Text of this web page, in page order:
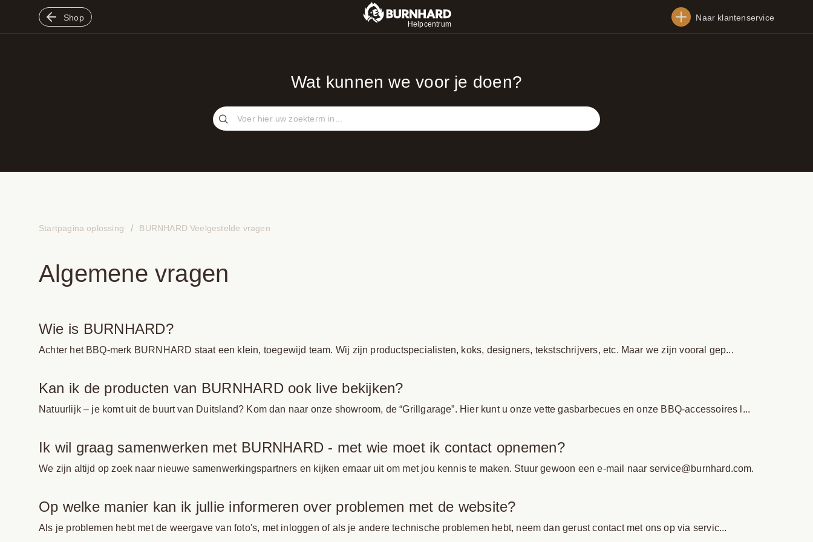
Shop
Helpcentrum
Naar klantenservice
Wat kunnen we voor je doen?
Startpagina oplossing BURNHARD Veelgestelde vragen
Algemene vragen
Wie is BURNHARD?
Achter het BBQ-merk BURNHARD staat een klein, toegewijd team. Wij zijn productspecialisten, koks, designers, tekstschrijvers, etc. Maar we zijn vooral gep...
Kan ik de producten van BURNHARD ook live bekijken?
Natuurlijk – je komt uit de buurt van Duitsland? Kom dan naar onze showroom, de “Grillgarage”. Hier kunt u onze vette gasbarbecues en onze BBQ-accessoires l...
Ik wil graag samenwerken met BURNHARD - met wie moet ik contact opnemen?
We zijn altijd op zoek naar nieuwe samenwerkingspartners en kijken ernaar uit om met jou kennis te maken. Stuur gewoon een e-mail naar service@burnhard.com.
Op welke manier kan ik jullie informeren over problemen met de website?
Als je problemen hebt met de weergave van foto's, met inloggen of als je andere technische problemen hebt, neem dan gerust contact met ons op via servic...